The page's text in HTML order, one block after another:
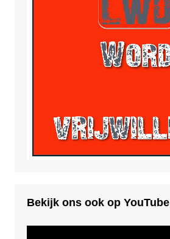
Bekijk ons ook op YouTube